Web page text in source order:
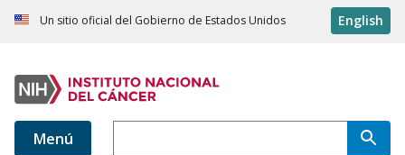
Un sitio oficial del Gobierno de Estados Unidos English
Menú